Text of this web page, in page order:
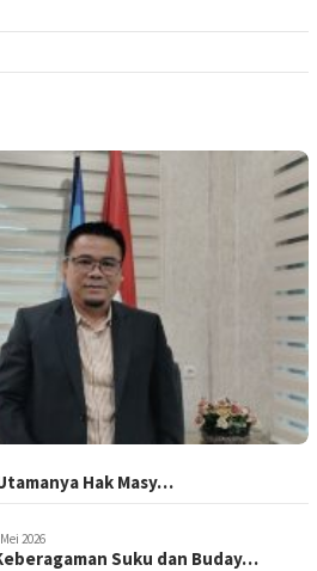
Hak Masy…
2026
Suku dan Buday…